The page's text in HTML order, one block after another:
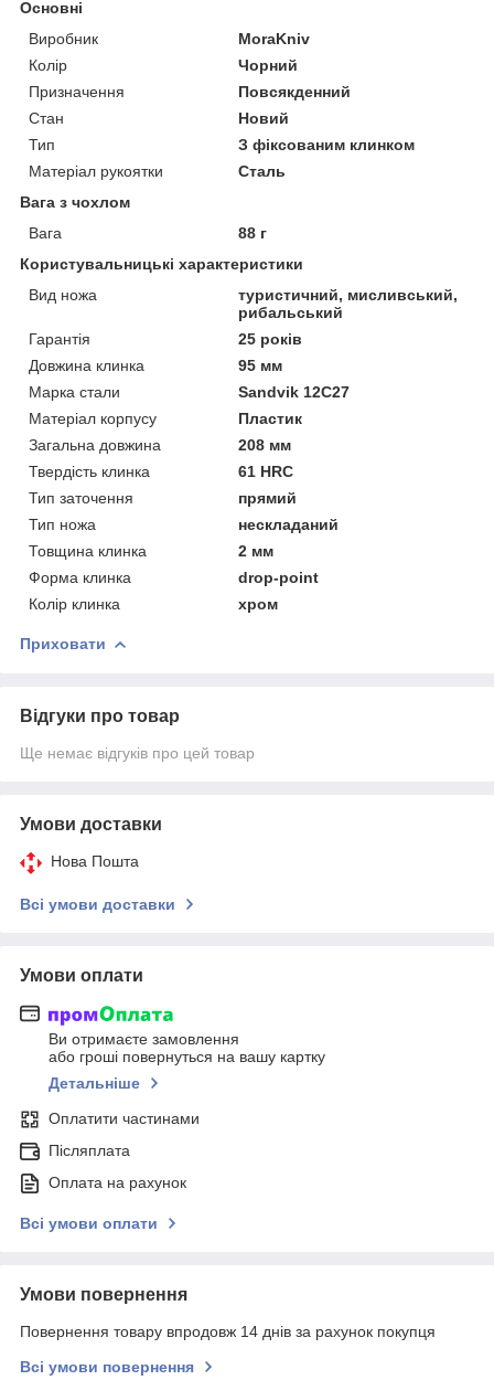
Основні
Виробник
MoraKniv
Колір
Чорний
Призначення
Повсякденний
Стан
Новий
Тип
З фіксованим клинком
Матеріал рукоятки
Сталь
Вага з чохлом
Вага
88 г
Користувальницькі характеристики
Вид ножа
туристичний, мисливський,
рибальський
Гарантія
25 років
Довжина клинка
95 мм
Марка стали
Sandvik 12C27
Матеріал корпусу
Пластик
Загальна довжина
208 мм
Твердість клинка
61 HRC
Тип заточення
прямий
Тип ножа
нескладаний
Товщина клинка
2 мм
Форма клинка
drop-point
Колір клинка
хром
Приховати
Відгуки про товар
Ще немає відгуків про цей товар
Умови доставки
Нова Пошта
Всі умови доставки
Умови оплати
Ви отримаєте замовлення
або гроші повернуться на вашу картку
Детальніше
Оплатити частинами
Післяплата
Оплата на рахунок
Всі умови оплати
Умови повернення
Повернення товару впродовж 14 днів за рахунок покупця
Всі умови повернення